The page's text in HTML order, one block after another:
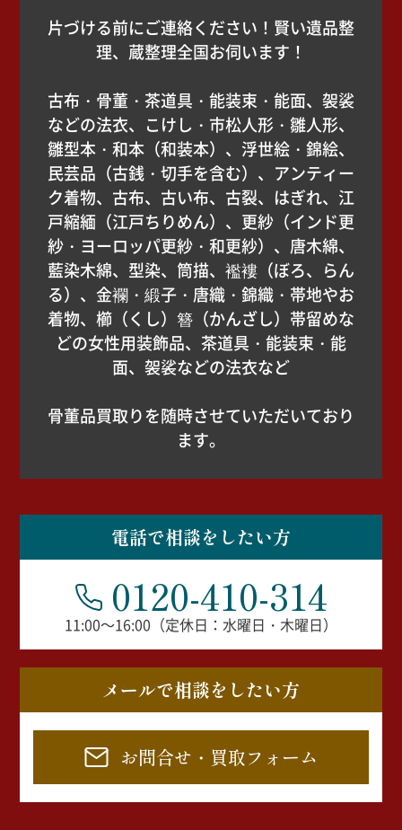
片づける前にご連絡ください！賢い遺品整
理、蔵整理全国お伺います！
古布・骨董・茶道具・能装束・能面、袈裟
などの法衣、こけし・市松人形・雛人形、
雛型本・和本（和装本）、浮世絵・錦絵、
民芸品（古銭・切手を含む）、アンティー
ク着物、古布、古い布、古裂、はぎれ、江
戸縮緬（江戸ちりめん）、更紗（インド更
紗・ヨーロッパ更紗・和更紗）、唐木綿、
藍染木綿、型染、筒描、襤褸（ぼろ、らん
る）、金襴・緞子・唐織・錦織・帯地やお
着物、櫛（くし）簪（かんざし）帯留めな
どの女性用装飾品、茶道具・能装束・能
面、袈裟などの法衣など
骨董品買取りを随時させていただいており
ます。
電話で相談をしたい方
0120-410-314
11:00～16:00（定休日：水曜日・木曜日）
メールで相談をしたい方
お問合せ・買取フォーム